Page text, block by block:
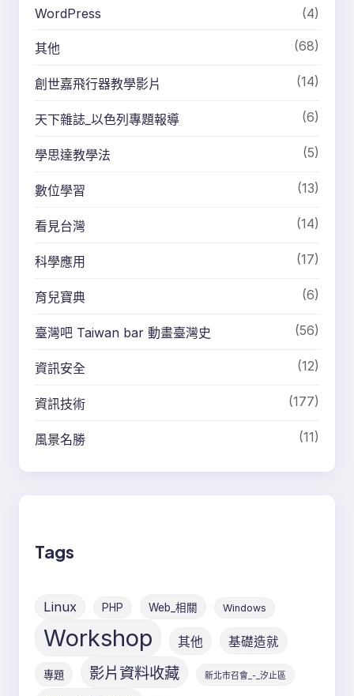
WordPress (4)
其他 (68)
創世嘉飛行器教學影片 (14)
天下雜誌_以色列專題報導 (6)
學思達教學法 (5)
數位學習 (13)
看見台灣 (14)
科學應用 (17)
育兒寶典 (6)
臺灣吧 Taiwan bar 動畫臺灣史 (56)
資訊安全 (12)
資訊技術 (177)
風景名勝 (11)
Tags
Linux PHP Web_相關 Windows
Workshop 其他 基礎造就
專題 影片資料收藏 新北市召會_-_汐止區